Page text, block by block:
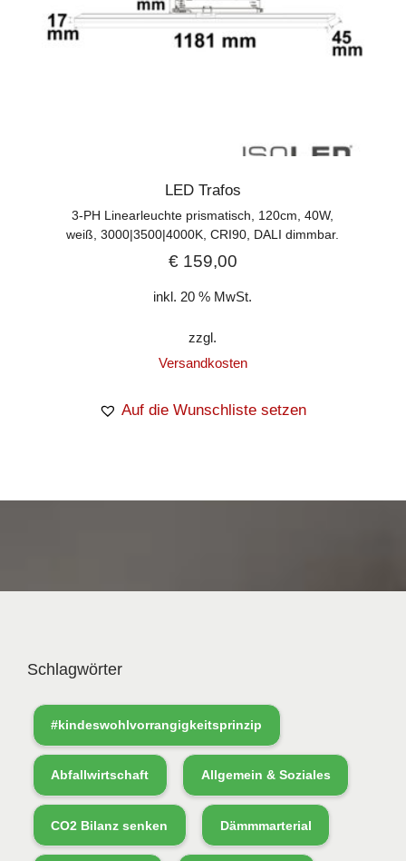
LED Trafos
3-PH Linearleuchte prismatisch, 120cm, 40W,
weiß, 3000|3500|4000K, CRI90, DALI dimmbar.
€159,00
inkl. 20 % MwSt.
zzgl.
Versandkosten
Auf die Wunschliste setzen
Schlagwörter
#kindeswohlvorrangigkeitsprinzip
Abfallwirtschaft Allgemein & Soziales
CO2 Bilanz senken Dämmmarterial